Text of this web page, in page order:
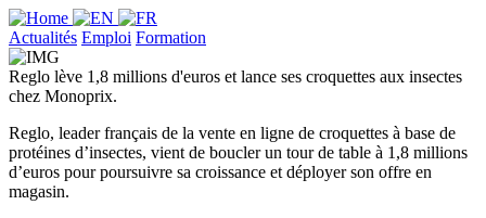
Actualités Emploi Formation
Reglo lève 1,8 millions d'euros et lance ses croquettes aux insectes
chez Monoprix.
Reglo, leader français de la vente en ligne de croquettes à base de
protéines d’insectes, vient de boucler un tour de table à 1,8 millions
d’euros pour poursuivre sa croissance et déployer son offre en
magasin.